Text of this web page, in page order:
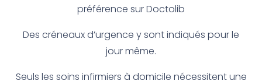
préférence sur Doctolib
Des créneaux d’urgence y sont indiqués pour le
jour même.
Seuls les soins infirmiers à domicile nécessitent une